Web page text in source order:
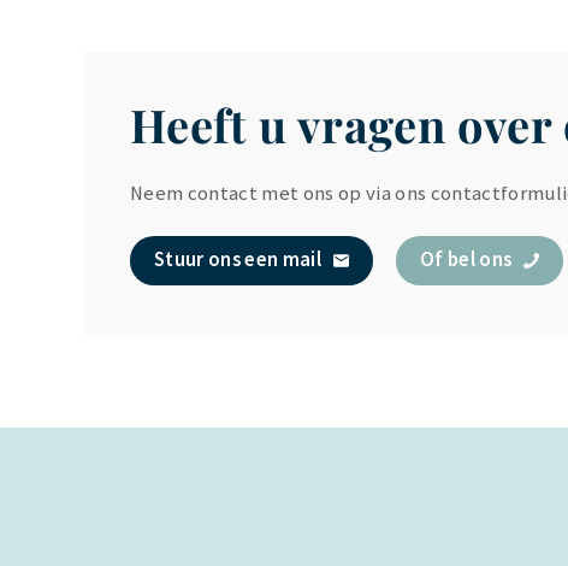
Heeft u vragen
Neem contact met ons op via ons
Stuur ons een mail Of bel ons